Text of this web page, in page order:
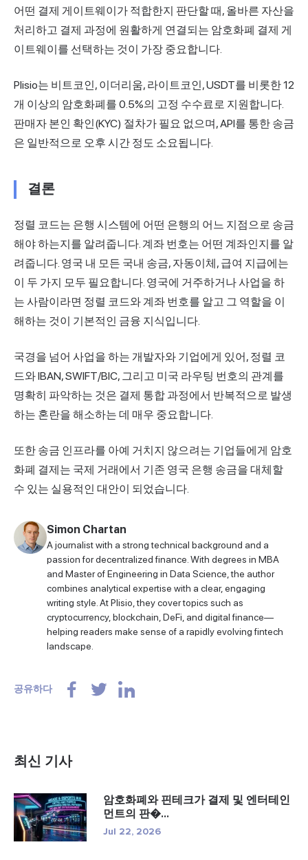
어떤 결제 게이트웨이가 적합한지 판단할 때, 올바른 자산을
처리하고 결제 과정에 원활하게 연결되는 암호화폐 결제 게
이트웨이를 선택하는 것이 가장 중요합니다.
Plisio는 비트코인, 이더리움, 라이트코인, USDT를 비롯한 12
개 이상의 암호화폐를 0.5%의 고정 수수료로 지원합니다.
판매자 본인 확인(KYC) 절차가 필요 없으며, API를 통한 송금
은 일반적으로 오후 시간 정도 소요됩니다.
결론
정렬 코드는 은행 시스템에 어떤 은행의 어느 지점으로 송금
해야 하는지를 알려줍니다. 계좌 번호는 어떤 계좌인지를 알
려줍니다. 영국 내 모든 국내 송금, 자동이체, 급여 지급에는
이 두 가지 모두 필요합니다. 영국에 거주하거나 사업을 하
는 사람이라면 정렬 코드와 계좌 번호를 알고 그 역할을 이
해하는 것이 기본적인 금융 지식입니다.
국경을 넘어 사업을 하는 개발자와 기업에게 있어, 정렬 코
드와 IBAN, SWIFT/BIC, 그리고 미국 라우팅 번호의 관계를
명확히 파악하는 것은 결제 통합 과정에서 반복적으로 발생
하는 혼란을 해소하는 데 매우 중요합니다.
또한 송금 인프라를 아예 거치지 않으려는 기업들에게 암호
화폐 결제는 국제 거래에서 기존 영국 은행 송금을 대체할
수 있는 실용적인 대안이 되었습니다.
Simon Chartan
A journalist with a strong technical background and a
passion for decentralized finance. With degrees in MBA
and Master of Engineering in Data Science, the author
combines analytical expertise with a clear, engaging
writing style. At Plisio, they cover topics such as
cryptocurrency, blockchain, DeFi, and digital finance—
helping readers make sense of a rapidly evolving fintech
landscape.
공유하다
최신 기사
암호화폐와 핀테크가 결제 및 엔터테인
먼트의 판�...
Jul 22, 2026